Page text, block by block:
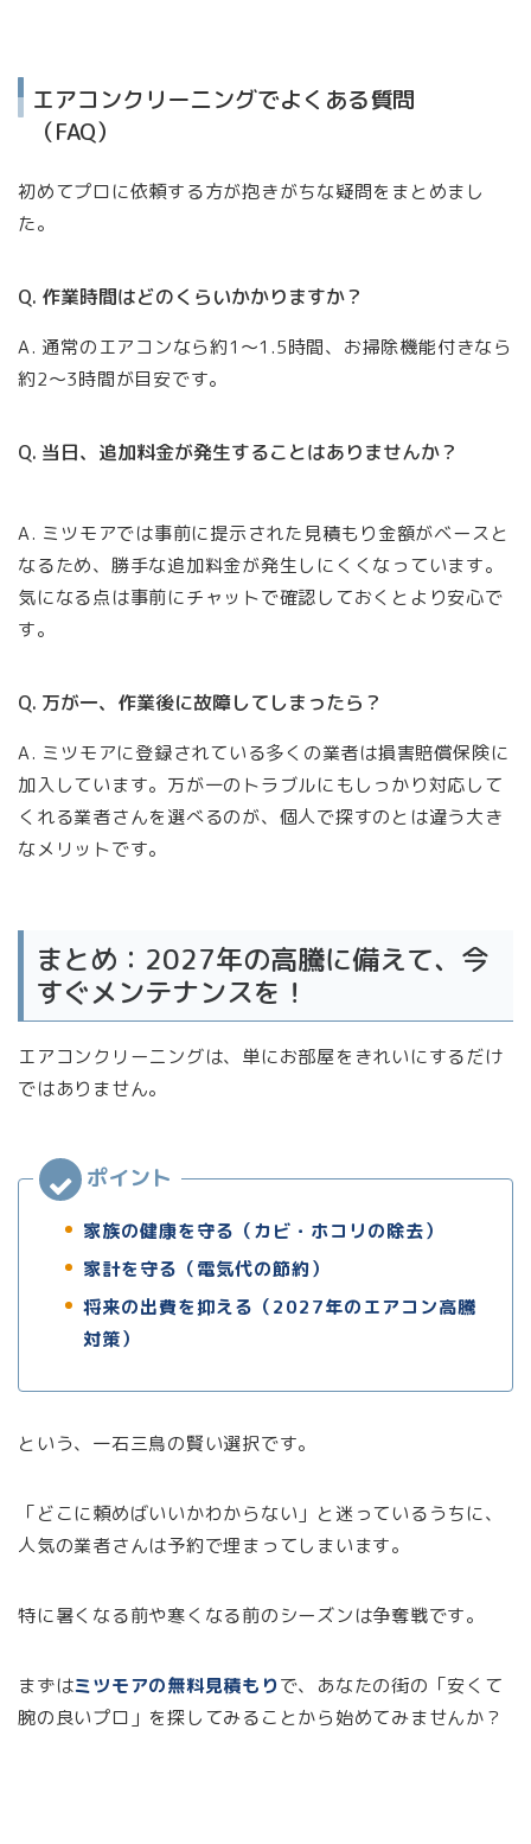
エアコンクリーニングでよくある質問
（FAQ）
初めてプロに依頼する方が抱きがちな疑問をまとめまし
た。
Q. 作業時間はどのくらいかかりますか？
A. 通常のエアコンなら約1〜1.5時間、お掃除機能付きなら
約2〜3時間が目安です。
Q. 当日、追加料金が発生することはありませんか？
A. ミツモアでは事前に提示された見積もり金額がベースと
なるため、勝手な追加料金が発生しにくくなっています。
気になる点は事前にチャットで確認しておくとより安心で
す。
Q. 万が一、作業後に故障してしまったら？
A. ミツモアに登録されている多くの業者は損害賠償保険に
加入しています。万が一のトラブルにもしっかり対応して
くれる業者さんを選べるのが、個人で探すのとは違う大き
なメリットです。
まとめ：2027年の高騰に備えて、今
すぐメンテナンスを！
エアコンクリーニングは、単にお部屋をきれいにするだけ
ではありません。
家族の健康を守る（カビ・ホコリの除去）
家計を守る（電気代の節約）
将来の出費を抑える（2027年のエアコン高騰
対策）
という、一石三鳥の賢い選択です。
「どこに頼めばいいかわからない」と迷っているうちに、
人気の業者さんは予約で埋まってしまいます。
特に暑くなる前や寒くなる前のシーズンは争奪戦です。
まずはミツモアの無料見積もりで、あなたの街の「安くて
腕の良いプロ」を探してみることから始めてみませんか？